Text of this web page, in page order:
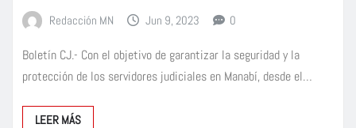
Redacción MN Jun 9, 2023 0
Boletín CJ.- Con el objetivo de garantizar la seguridad y la
protección de los servidores judiciales en Manabí, desde el…
LEER MÁS